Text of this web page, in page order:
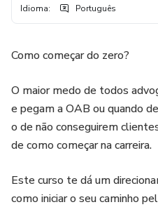
Idioma: Português
Como começar do zero?
O maior medo de todos
e pegam a OAB ou quando
o de não conseguirem
de como começar na carreira.
Este curso te dá um
como iniciar o seu caminho